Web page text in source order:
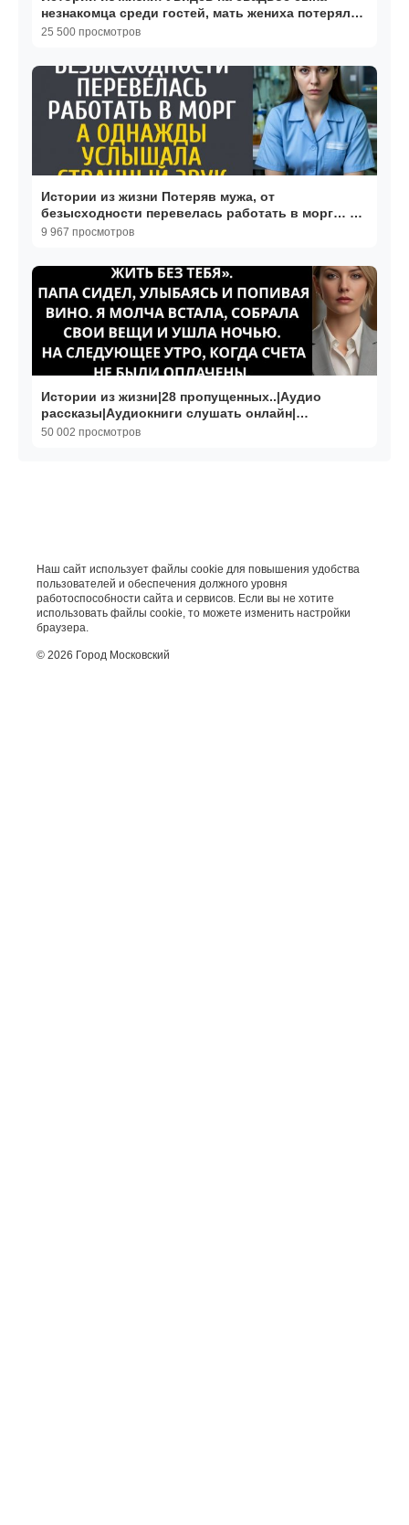
незнакомца среди гостей, мать жениха потеряла
сознание…
25 500 просмотров
Истории из жизни Потеряв мужа, от
безысходности перевелась работать в морг… А
однажды услышала…
9 967 просмотров
Истории из жизни|28 пропущенных..|Аудио
рассказы|Аудиокниги слушать онлайн|
Жизненные истории
50 002 просмотров
Наш сайт использует файлы cookie для повышения удобства
пользователей и обеспечения должного уровня
работоспособности сайта и сервисов. Если вы не хотите
использовать файлы cookie, то можете изменить настройки
браузера.
© 2026 Город Московский